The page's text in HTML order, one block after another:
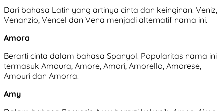
Dari bahasa Latin yang artinya cinta dan keinginan. Veniz,
Venanzio, Vencel dan Vena menjadi alternatif nama ini.
Amora
Berarti cinta dalam bahasa Spanyol. Popularitas nama ini
termasuk Amoura, Amore, Amori, Amorello, Amorese,
Amouri dan Amorra.
Amy